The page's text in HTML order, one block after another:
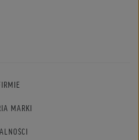
MARKI